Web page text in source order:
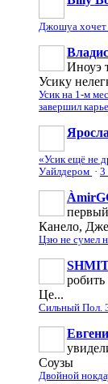
Джошуа хочет
Иноуэ
Усику
Усик на 1-м
завершил
«Усик ещё не
Уайлдером · 3
Канело,
Цзю не сумел
робить
Це...
Сильный Пол.
Соузы
Двойной